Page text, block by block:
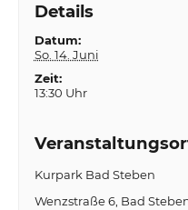
Details
Datum:
So. 14. Juni
Zeit:
13:30 Uhr
Kurpark Bad Steben
Wenzstraße 6 Bad